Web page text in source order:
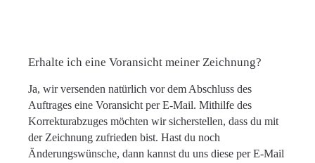
Erhalte ich eine Voransicht meiner Zeichnung?
Ja, wir versenden natürlich vor dem Abschluss des
Auftrages eine Voransicht per E-Mail. Mithilfe des
Korrekturabzuges möchten wir sicherstellen, dass du mit
der Zeichnung zufrieden bist. Hast du noch
Änderungswünsche, dann kannst du uns diese per E-Mail